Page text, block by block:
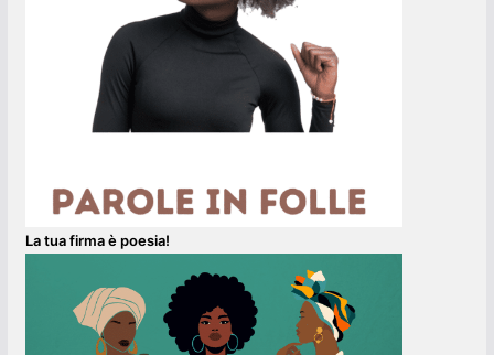
La tua firma è poesia!